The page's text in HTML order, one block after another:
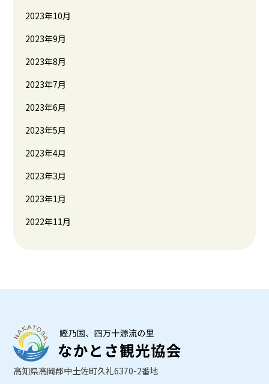
2023年10月
2023年9月
2023年8月
2023年7月
2023年6月
2023年5月
2023年4月
2023年3月
2023年1月
2022年11月
高知県高岡郡中土佐町久礼6370-2番地